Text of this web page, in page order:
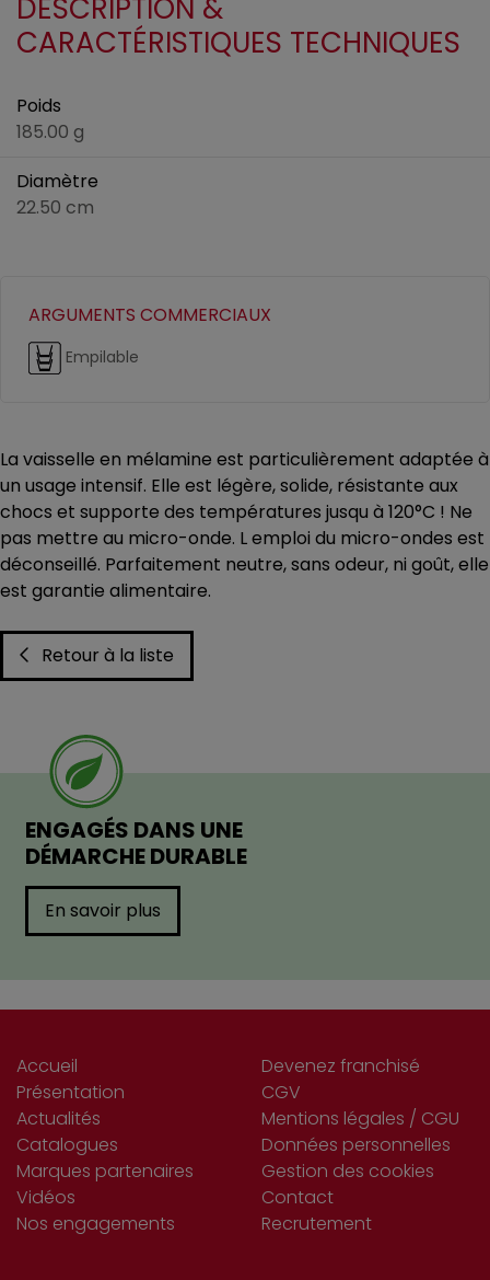
DESCRIPTION &
CARACTÉRISTIQUES TECHNIQUES
Poids
185.00 g
Diamètre
22.50 cm
ARGUMENTS COMMERCIAUX
Empilable
La vaisselle en mélamine est particulièrement adaptée à
un usage intensif. Elle est légère, solide, résistante aux
chocs et supporte des températures jusqu à 120°C ! Ne
pas mettre au micro-onde. L emploi du micro-ondes est
déconseillé. Parfaitement neutre, sans odeur, ni goût, elle
est garantie alimentaire.
Retour à la liste
ENGAGÉS DANS UNE
DÉMARCHE DURABLE
En savoir plus
Accueil
Présentation
Actualités
Catalogues
Marques partenaires
Vidéos
Nos engagements
Devenez franchisé
CGV
Mentions légales / CGU
Données personnelles
Gestion des cookies
Contact
Recrutement